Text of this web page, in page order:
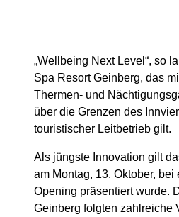
„Wellbeing Next Level“, so
Spa Resort Geinberg, das
Thermen- und
über die Grenzen des
touristischer Leitbetrieb gilt.
Als jüngste Innovation gilt
am Montag, 13. Oktober,
Opening präsentiert wurde.
Geinberg folgten zahlreiche